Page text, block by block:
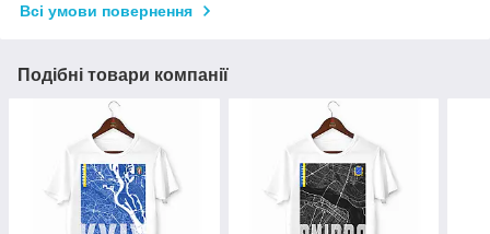
Всі умови повернення
Подібні товари компанії